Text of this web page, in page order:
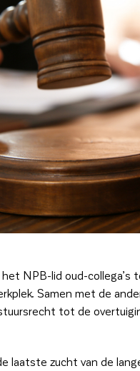
NPB-lid oud-collega’s
Samen met de
tot de
laatste zucht van de